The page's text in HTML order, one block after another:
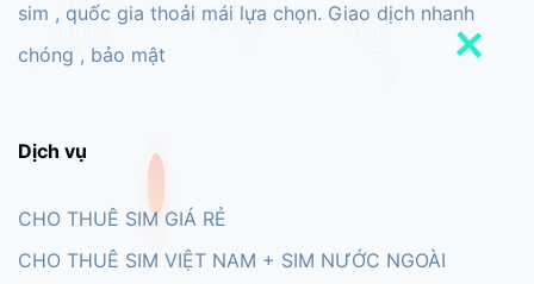
sim , quốc gia thoải mái lựa chọn. Giao dịch nhanh
chóng , bảo mật
Dịch vụ
CHO THUÊ SIM GIÁ RẺ
CHO THUÊ SIM VIỆT NAM + SIM NƯỚC NGOÀI